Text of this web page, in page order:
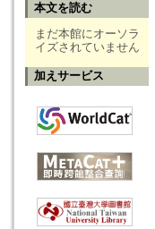
本文を読む
まだ本館にオーソラ
イズされていません
加えサービス